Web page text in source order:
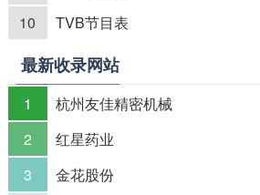
10
TVB节目表
最新收录网站
1
杭州友佳精密机械
2
红星药业
3
金花股份